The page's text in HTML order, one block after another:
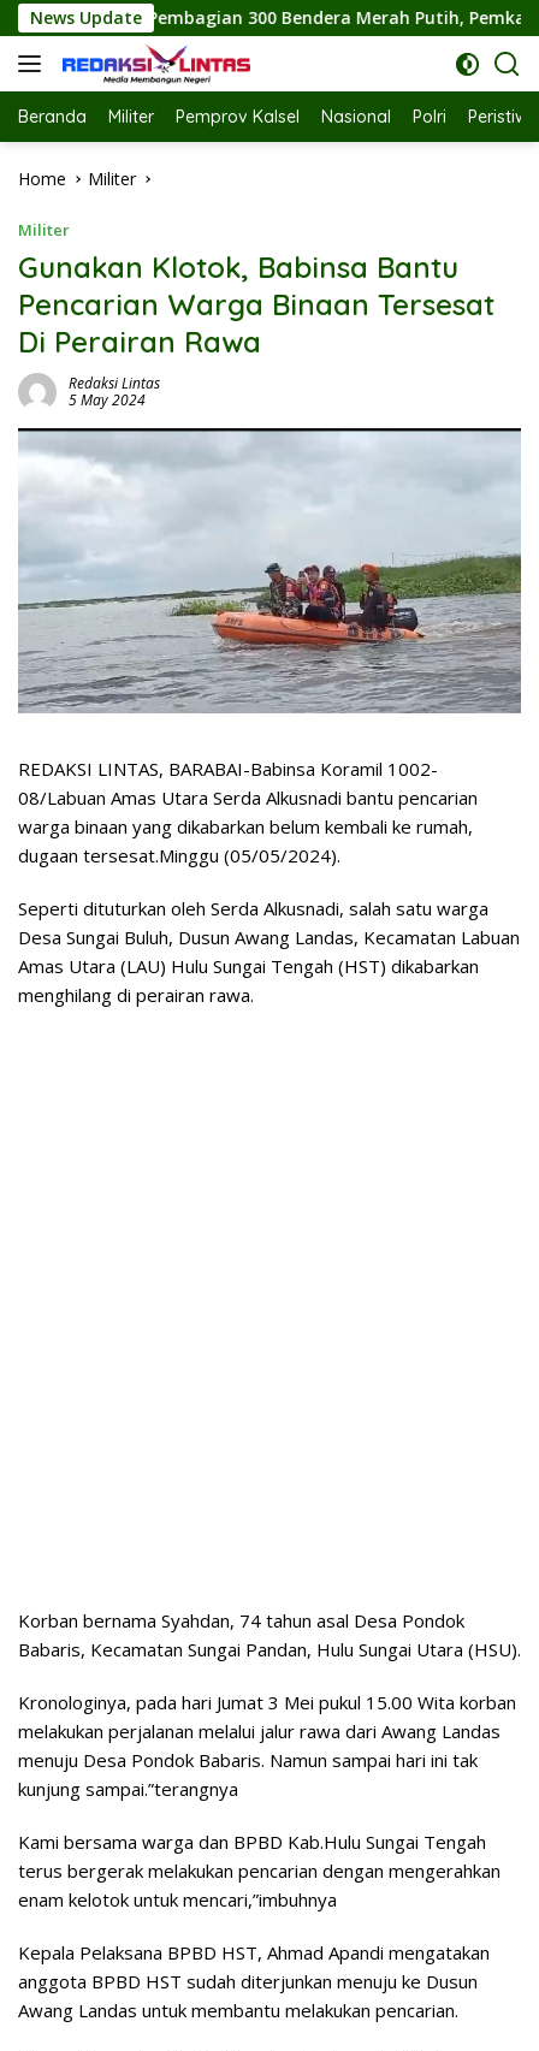
Skip
to
content
News Update
Bendera Merah Putih, Pemkab Labuhanbatu Semarakkan
Beranda Militer Pemprov Kalsel Nasional Polri
Home Militer
Militer
Gunakan Klotok, Babinsa Bantu
Pencarian Warga Binaan Tersesat
Di Perairan Rawa
Redaksi Lintas
5 May 2024
REDAKSI LINTAS, BARABAI-Babinsa Koramil 1002-
08/Labuan Amas Utara Serda Alkusnadi bantu pencarian
warga binaan yang dikabarkan belum kembali ke rumah,
dugaan tersesat.Minggu (05/05/2024).
Seperti dituturkan oleh Serda Alkusnadi, salah satu warga
Desa Sungai Buluh, Dusun Awang Landas, Kecamatan Labuan
Amas Utara (LAU) Hulu Sungai Tengah (HST) dikabarkan
menghilang di perairan rawa.
Korban bernama Syahdan, 74 tahun asal Desa Pondok
Babaris, Kecamatan Sungai Pandan, Hulu Sungai Utara (HSU).
Kronologinya, pada hari Jumat 3 Mei pukul 15.00 Wita korban
melakukan perjalanan melalui jalur rawa dari Awang Landas
menuju Desa Pondok Babaris. Namun sampai hari ini tak
kunjung sampai.”terangnya
Kami bersama warga dan BPBD Kab.Hulu Sungai Tengah
terus bergerak melakukan pencarian dengan mengerahkan
enam kelotok untuk mencari,”imbuhnya
Kepala Pelaksana BPBD HST, Ahmad Apandi mengatakan
anggota BPBD HST sudah diterjunkan menuju ke Dusun
Awang Landas untuk membantu melakukan pencarian.